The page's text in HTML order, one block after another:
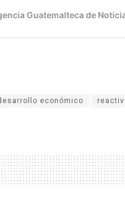
económico